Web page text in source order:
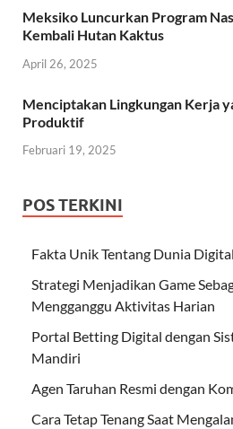
Meksiko Luncurkan Program
Kembali Hutan Kaktus
April 26, 2025
Menciptakan Lingkungan Kerja
Produktif
Februari 19, 2025
POS TERKINI
Fakta Unik Tentang Dunia
Strategi Menjadikan Game
Mengganggu Aktivitas Harian
Portal Betting Digital dengan
Mandiri
Agen Taruhan Resmi dengan
Cara Tetap Tenang Saat